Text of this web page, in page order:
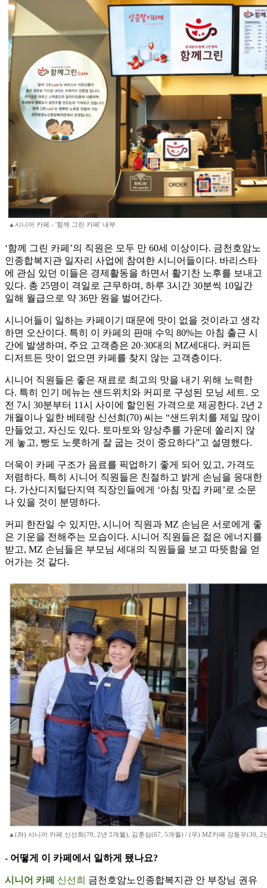
▲시니어 카페 - '함께 그린 카페' 내부
‘함께 그린 카페’의 직원은 모두 만 60세 이상이다. 금천호암노
인종합복지관 일자리 사업에 참여한 시니어들이다. 바리스타
에 관심 있던 이들은 경제활동을 하면서 활기찬 노후를 보내고
있다. 총 25명이 격일로 근무하며, 하루 3시간 30분씩 10일간
일해 월급으로 약 36만 원을 벌어간다.
시니어들이 일하는 카페이기 때문에 맛이 없을 것이라고 생각
하면 오산이다. 특히 이 카페의 판매 수익 80%는 아침 출근 시
간에 발생하며, 주요 고객층은 20·30대의 MZ세대다. 커피든
디저트든 맛이 없으면 카페를 찾지 않는 고객층이다.
시니어 직원들은 좋은 재료로 최고의 맛을 내기 위해 노력한
다. 특히 인기 메뉴는 샌드위치와 커피로 구성된 모닝 세트. 오
전 7시 30분부터 11시 사이에 할인된 가격으로 제공한다. 2년 2
개월이나 일한 베테랑 신선희(70) 씨는 “샌드위치를 제일 많이
만들었고, 자신도 있다. 토마토와 양상추를 가운데 쏠리지 않
게 놓고, 빵도 노릇하게 잘 굽는 것이 중요하다”고 설명했다.
더욱이 카페 구조가 음료를 픽업하기 좋게 되어 있고, 가격도
저렴하다. 특히 시니어 직원들은 친절하고 밝게 손님을 응대한
다. 가산디지털단지역 직장인들에게 ‘아침 맛집 카페’로 소문
나 있을 것이 분명하다.
커피 한잔일 수 있지만, 시니어 직원과 MZ 손님은 서로에게 좋
은 기운을 전해주는 모습이다. 시니어 직원들은 젊은 에너지를
받고, MZ 손님들은 부모님 세대의 직원들을 보고 따뜻함을 얻
어가는 것 같다.
▲(좌) 시니어 카페 신선희(70, 2년 2개월), 김훈심(67, 5개월) / (우) MZ카페 강동우(30, 2
- 어떻게 이 카페에서 일하게 됐나요?
시니어 카페 신선희 금천호암노인종합복지관 안 부장님 권유